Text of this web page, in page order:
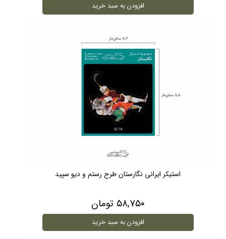
افزودن به سبد خرید
استیکر ایرانی نگارستان طرح رستم و دیو سپید
۵۸,۷۵۰ تومان
افزودن به سبد خرید